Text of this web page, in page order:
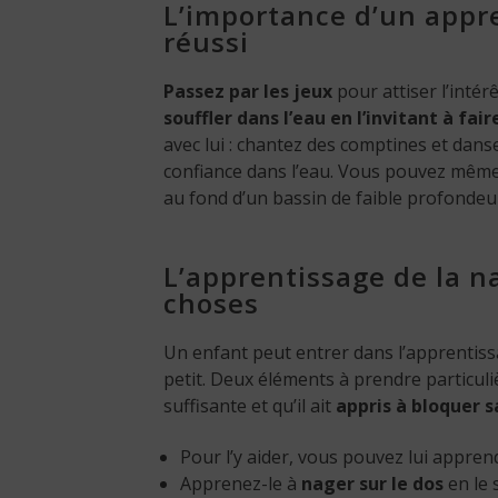
L’importance d’un
réussi
Passez par les jeux pour attiser
souffler dans l’eau en l’invitant à
avec lui : chantez des comptines et
confiance dans l’eau. Vous pouvez
au fond d’un bassin de faible
L’apprentissage de la
choses
Un enfant peut entrer dans
petit. Deux éléments à prendre
suffisante et qu’il ait appris à bloquer
Pour l’y aider, vous pouvez lui
Apprenez-le à nager sur le dos en le